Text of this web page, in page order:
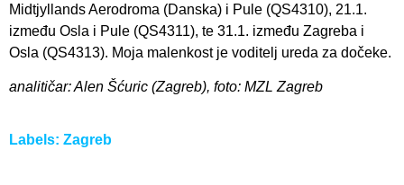
Midtjyllands Aerodroma (Danska) i Pule (QS4310), 21.1.
između Osla i Pule (QS4311), te 31.1. između Zagreba i
Osla (QS4313). Moja malenkost je voditelj ureda za dočeke.
analitičar: Alen Šćuric (Zagreb), foto: MZL Zagreb
Labels: Zagreb